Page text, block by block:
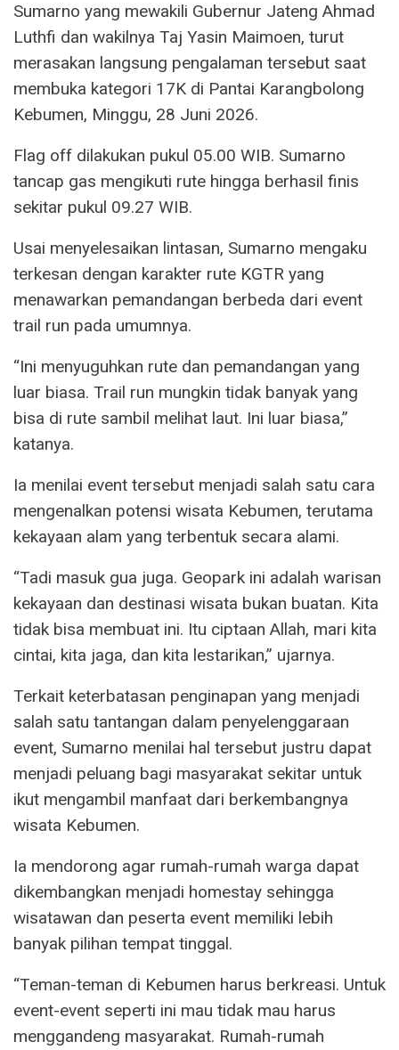
Sumarno yang mewakili Gubernur Jateng Ahmad
Luthfi dan wakilnya Taj Yasin Maimoen, turut
merasakan langsung pengalaman tersebut saat
membuka kategori 17K di Pantai Karangbolong
Kebumen, Minggu, 28 Juni 2026.
Flag off dilakukan pukul 05.00 WIB. Sumarno
tancap gas mengikuti rute hingga berhasil finis
sekitar pukul 09.27 WIB.
Usai menyelesaikan lintasan, Sumarno mengaku
terkesan dengan karakter rute KGTR yang
menawarkan pemandangan berbeda dari event
trail run pada umumnya.
“Ini menyuguhkan rute dan pemandangan yang
luar biasa. Trail run mungkin tidak banyak yang
bisa di rute sambil melihat laut. Ini luar biasa,”
katanya.
Ia menilai event tersebut menjadi salah satu cara
mengenalkan potensi wisata Kebumen, terutama
kekayaan alam yang terbentuk secara alami.
“Tadi masuk gua juga. Geopark ini adalah warisan
kekayaan dan destinasi wisata bukan buatan. Kita
tidak bisa membuat ini. Itu ciptaan Allah, mari kita
cintai, kita jaga, dan kita lestarikan,” ujarnya.
Terkait keterbatasan penginapan yang menjadi
salah satu tantangan dalam penyelenggaraan
event, Sumarno menilai hal tersebut justru dapat
menjadi peluang bagi masyarakat sekitar untuk
ikut mengambil manfaat dari berkembangnya
wisata Kebumen.
Ia mendorong agar rumah-rumah warga dapat
dikembangkan menjadi homestay sehingga
wisatawan dan peserta event memiliki lebih
banyak pilihan tempat tinggal.
“Teman-teman di Kebumen harus berkreasi. Untuk
event-event seperti ini mau tidak mau harus
menggandeng masyarakat. Rumah-rumah